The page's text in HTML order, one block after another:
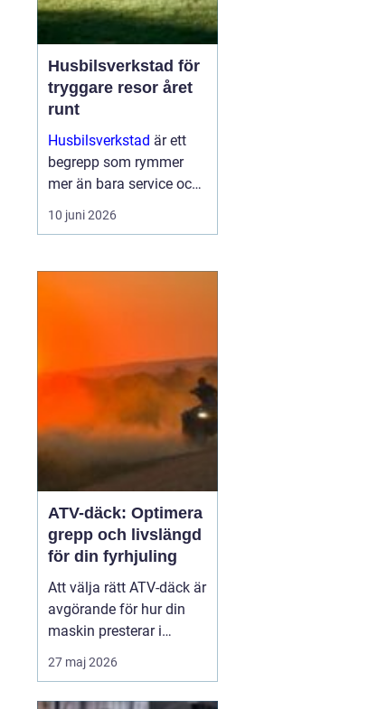
Husbilsverkstad för
tryggare resor året
runt
Husbilsverkstad är ett
begrepp som rymmer
mer än bara service och
reparationer. En välskött
husbil ger trygghet,
vägen. G...
10 juni 2026
ATV-däck: Optimera
grepp och livslängd
för din fyrhjuling
Att välja rätt ATV-däck är
avgörande för hur din
maskin presterar i
vardagen, oavsett om du
arbetar i skogen eller kör
27 maj 2026